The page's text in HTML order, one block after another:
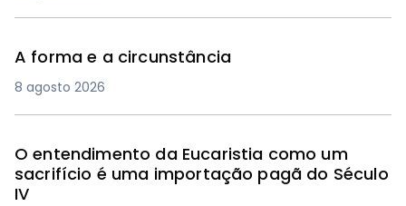
A forma e a circunstância
8 agosto 2026
O entendimento da Eucaristia como um
sacrifício é uma importação pagã do Século
IV